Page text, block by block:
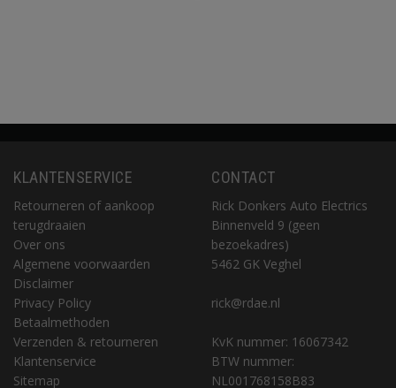
KLANTENSERVICE
Retourneren of aankoop
terugdraaien
Over ons
Algemene voorwaarden
Disclaimer
Privacy Policy
Betaalmethoden
Verzenden & retourneren
Klantenservice
Sitemap
CONTACT
Rick Donkers Auto Electrics
Binnenveld 9 (geen
bezoekadres)
5462 GK Veghel
rick@rdae.nl
KvK nummer: 16067342
BTW nummer:
NL001768158B83